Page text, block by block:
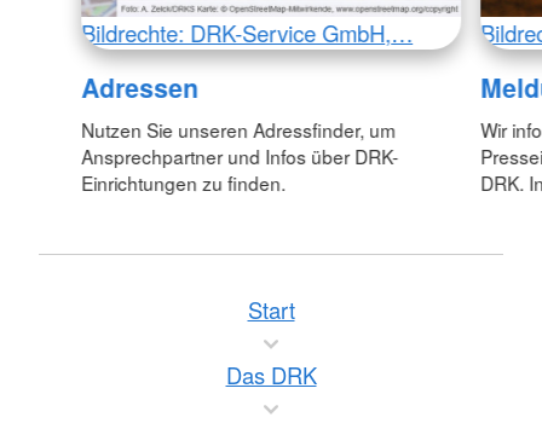
Bildrechte: DRK-Service GmbH,…
Adressen
Nutzen Sie unseren Adressfinder, um
Ansprechpartner und Infos über DRK-
Einrichtungen zu finden.
Wir
DRK.
Start
Das DRK